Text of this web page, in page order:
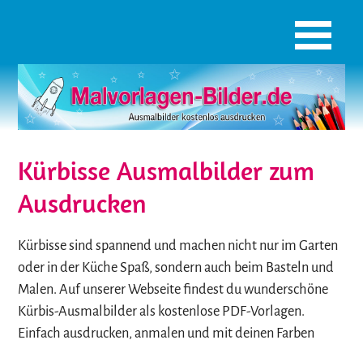
Kürbisse Ausmalbilder zum
Ausdrucken
Kürbisse sind spannend und machen nicht nur im Garten
oder in der Küche Spaß, sondern auch beim Basteln und
Malen. Auf unserer Webseite findest du wunderschöne
Kürbis-Ausmalbilder als kostenlose PDF-Vorlagen.
Einfach ausdrucken, anmalen und mit deinen Farben